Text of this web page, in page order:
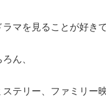
マを見ることが好きで
ん、
テリー、ファミリー